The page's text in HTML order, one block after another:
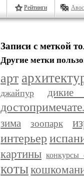
Рейтинги
Записи с меткой
Другие метки
арт
джайпур дикие
зима зоопарк
интерьер
картины конкурсы
коты